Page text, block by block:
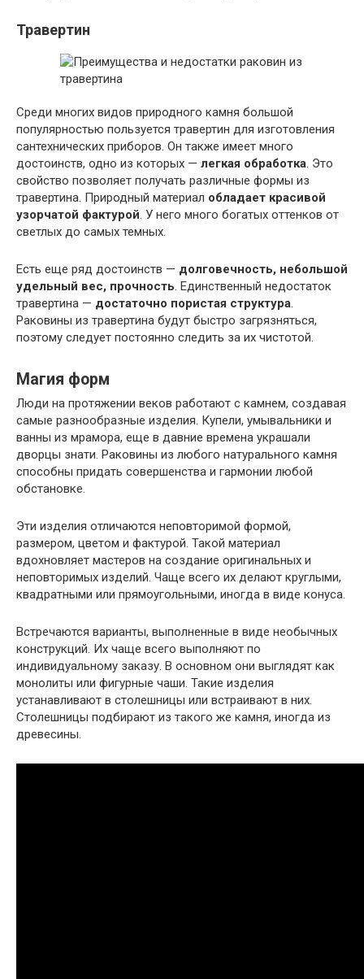
Травертин
Среди многих видов природного камня большой
популярностью пользуется травертин для изготовления
сантехнических приборов. Он также имеет много
достоинств, одно из которых — легкая обработка. Это
свойство позволяет получать различные формы из
травертина. Природный материал обладает красивой
узорчатой фактурой. У него много богатых оттенков от
светлых до самых темных.
Есть еще ряд достоинств — долговечность, небольшой
удельный вес, прочность. Единственный недостаток
травертина — достаточно пористая структура.
Раковины из травертина будут быстро загрязняться,
поэтому следует постоянно следить за их чистотой.
Магия форм
Люди на протяжении веков работают с камнем, создавая
самые разнообразные изделия. Купели, умывальники и
ванны из мрамора, еще в давние времена украшали
дворцы знати. Раковины из любого натурального камня
способны придать совершенства и гармонии любой
обстановке.
Эти изделия отличаются неповторимой формой,
размером, цветом и фактурой. Такой материал
вдохновляет мастеров на создание оригинальных и
неповторимых изделий. Чаще всего их делают круглыми,
квадратными или прямоугольными, иногда в виде конуса.
Встречаются варианты, выполненные в виде необычных
конструкций. Их чаще всего выполняют по
индивидуальному заказу. В основном они выглядят как
монолиты или фигурные чаши. Такие изделия
устанавливают в столешницы или встраивают в них.
Столешницы подбирают из такого же камня, иногда из
древесины.